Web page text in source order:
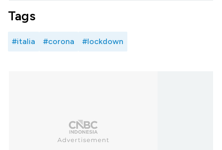
Tags
#italia #corona #lockdown